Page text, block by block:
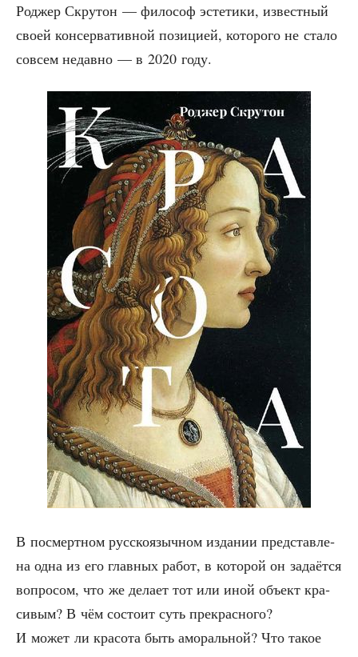
Род­жер Скру­тон — фило­соф эсте­ти­ки, извест­ный
сво­ей кон­сер­ва­тив­ной пози­ци­ей, кото­ро­го не ста­ло
совсем недав­но — в 2020 году.
В посмерт­ном рус­ско­языч­ном изда­нии пред­став­ле­
на одна из его глав­ных работ, в кото­рой он зада­ёт­ся
вопро­сом, что же дела­ет тот или иной объ­ект кра­
си­вым? В чём состо­ит суть пре­крас­но­го?
И может ли кра­со­та быть амо­раль­ной? Что такое